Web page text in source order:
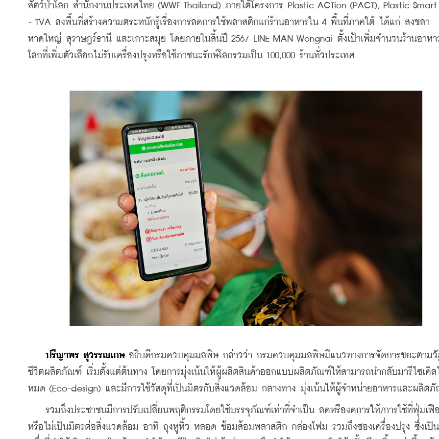
สัตว์ป่าโลก สำนักงานประเทศไทย (WWF Thailand) ภายใต้โครงการ Plastic ACTion (PACT), Plastic
- TVA ลงพื้นที่สร้างความตระหนักรู้เรื่องการลดการใช้พลาสติกแก่ร้านอาหารใน 4 พื้นที่ภาคใต้ ได้แก่ สงขลา
หาดใหญ่ สุราษฎร์ธานี และเกาะสมุย โดยภายในสิ้นปี 2567 LINE MAN Wongnai ตั้งเป้าเพิ่มจำนวนร้านอาหา
โลกที่เพิ่มตัวเลือกไม่รับเครื่องปรุงหรือใช้ภาชนะรักษ์โลกรวมเป็น 100,000 ร้านทั่วประเทศ
ปรีญาพร สุวรรณเกษ อธิบดีกรมควบคุมมลพิษ กล่าวว่า กรมควบคุมมลพิษมีแนวทางการจัดการขยะตามวั
ชีวิตผลิตภัณฑ์ เริ่มตั้งแต่ต้นทาง โดยการมุ่งเน้นให้ผู้ผลิตสินค้าออกแบบผลิตภัณฑ์ให้สามารถนำกลับมารีไซเคิล
หมด (Eco-design) และมีการใช้วัสดุที่เป็นมิตรกับสิ่งแวดล้อม กลางทาง มุ่งเน้นให้ผู้จำหน่ายอาหารและผลิต
รวมถึงประชาชนมีการปรับเปลี่ยนพฤติกรรมโดยใช้บรรจุภัณฑ์เท่าที่จำเป็น ลดหรืองดการให้/การใช้ที่ฟุ่มเฟื
หรือไม่เป็นมิตรต่อสิ่งแวดล้อม อาทิ ถุงหูหิ้ว หลอด ช้อมส้อมพลาสติก กล่องโฟม รวมถึงซองเครื่องปรุง ซึ่งเป็น